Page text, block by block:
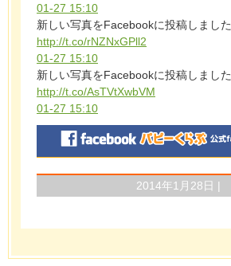
01-27 15:10
新しい写真をFacebookに投稿しました
http://t.co/rNZNxGPll2
01-27 15:10
新しい写真をFacebookに投稿しました
http://t.co/AsTVtXwbVM
01-27 15:10
2014年1月28日 |